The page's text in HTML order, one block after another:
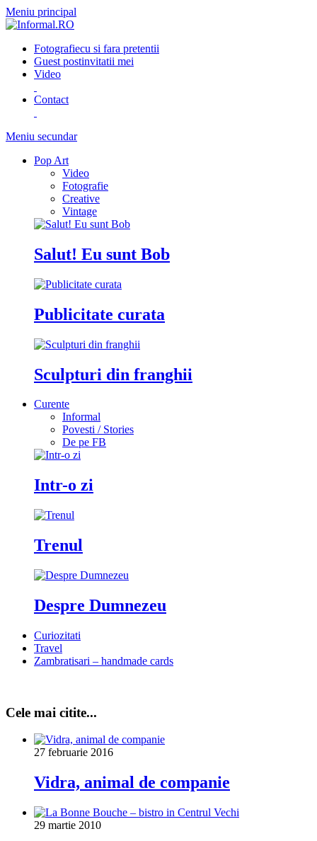
Meniu principal
Fotografiecu si fara pretentii
Guest postinvitatii mei
Video
Contact
Meniu secundar
Pop Art
Video
Fotografie
Creative
Vintage
Salut! Eu sunt Bob
Publicitate curata
Sculpturi din franghii
Curente
Informal
Povesti / Stories
De pe FB
Intr-o zi
Trenul
Despre Dumnezeu
Curiozitati
Travel
Zambratisari – handmade cards
Cele mai citite...
27 februarie 2016
Vidra, animal de companie
29 martie 2010